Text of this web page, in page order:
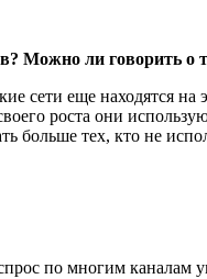
Можно ли говорить о
сети еще находятся
роста они
больше тех, кто не
по многим каналам